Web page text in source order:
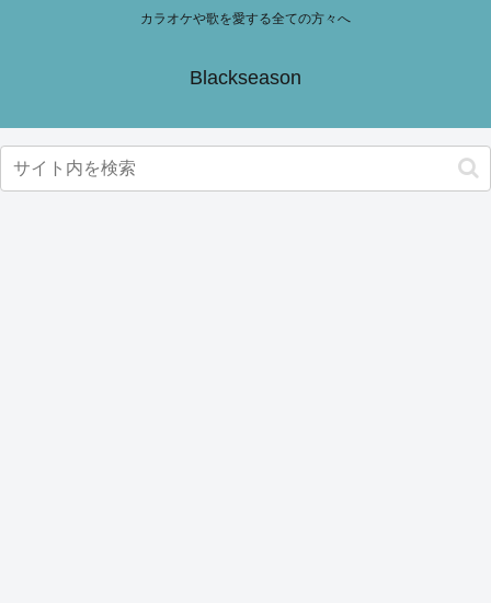
カラオケや歌を愛する全ての方々へ
Blackseason